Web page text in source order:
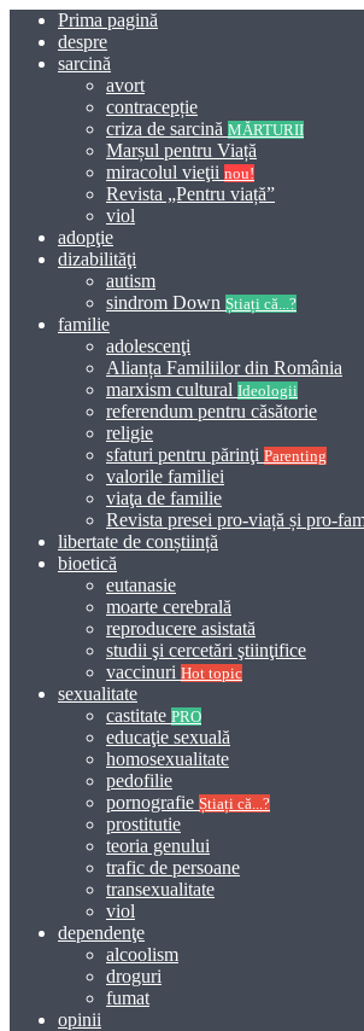
Prima pagină
despre
sarcină
avort
contracepție
criza de sarcină MĂRTURII
Marșul pentru Viață
miracolul vieţii nou!
Revista „Pentru viață”
viol
adopţie
dizabilităţi
autism
sindrom Down Știați că...?
familie
adolescenţi
Alianța Familiilor din România
marxism cultural Ideologii
referendum pentru căsătorie
religie
sfaturi pentru părinţi Parenting
valorile familiei
viaţa de familie
Revista presei pro-viață și pro-
libertate de conștiință
bioetică
eutanasie
moarte cerebrală
reproducere asistată
studii şi cercetări ştiinţifice
vaccinuri Hot topic
sexualitate
castitate PRO
educaţie sexuală
homosexualitate
pedofilie
pornografie Știați că...?
prostitutie
teoria genului
trafic de persoane
transexualitate
viol
dependenţe
alcoolism
droguri
fumat
opinii